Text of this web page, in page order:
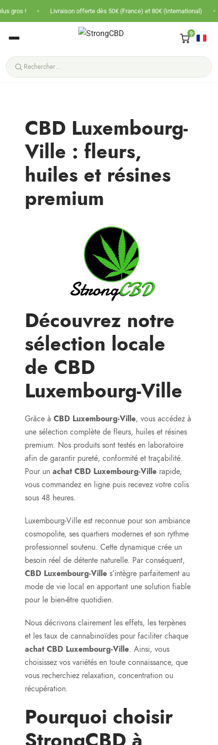
! • Livraison offerte dès 50€ (France) et 80€ (International) •
0
CBD Luxembourg-
Ville : fleurs,
huiles et résines
premium
Découvrez notre
sélection locale
de CBD
Luxembourg-Ville
Grâce à CBD Luxembourg-Ville, vous accédez à
une sélection complète de fleurs, huiles et résines
premium. Nos produits sont testés en laboratoire
afin de garantir pureté, conformité et traçabilité.
Pour un achat CBD Luxembourg-Ville rapide,
vous commandez en ligne puis recevez votre colis
sous 48 heures.
Luxembourg-Ville est reconnue pour son ambiance
cosmopolite, ses quartiers modernes et son rythme
professionnel soutenu. Cette dynamique crée un
besoin réel de détente naturelle. Par conséquent,
CBD Luxembourg-Ville s’intègre parfaitement au
mode de vie local en apportant une solution fiable
pour le bien-être quotidien.
Nous décrivons clairement les effets, les terpènes
et les taux de cannabinoïdes pour faciliter chaque
achat CBD Luxembourg-Ville. Ainsi, vous
choisissez vos variétés en toute connaissance, que
vous recherchiez relaxation, concentration ou
récupération.
Pourquoi choisir